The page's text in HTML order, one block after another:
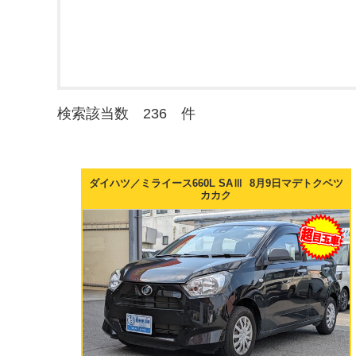
検索該当数 236 件
ダイハツ／ミライース660L SAⅢ 8月9日マデトクベツ
カカク